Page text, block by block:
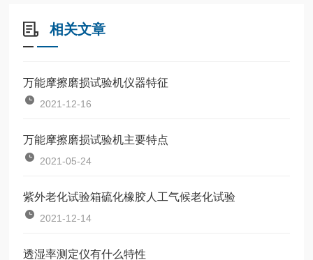
相关文章
万能摩擦磨损试验机仪器特征
2021-12-16
万能摩擦磨损试验机主要特点
2021-05-24
紫外老化试验箱硫化橡胶人工气候老化试验
2021-12-14
透湿率测定仪有什么特性